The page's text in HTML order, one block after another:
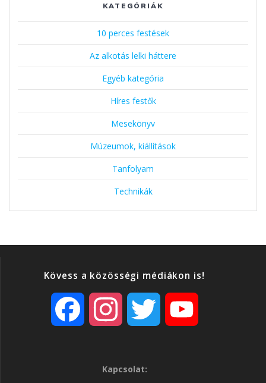
KATEGÓRIÁK
10 perces festések
Az alkotás lelki háttere
Egyéb kategória
Híres festők
Mesekönyv
Múzeumok, kiállítások
Tanfolyam
Technikák
Kövess a közösségi médiákon is!
s
Kapcsolat: